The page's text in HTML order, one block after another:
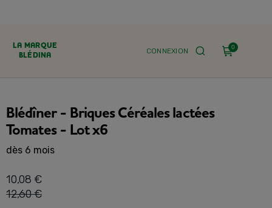
CONNEXION 0
LA MARQUE
BLÉDINA
Blédîner - Briques Céréales lactées
Tomates - Lot x6
dès 6 mois
10,08 €
12,60 €